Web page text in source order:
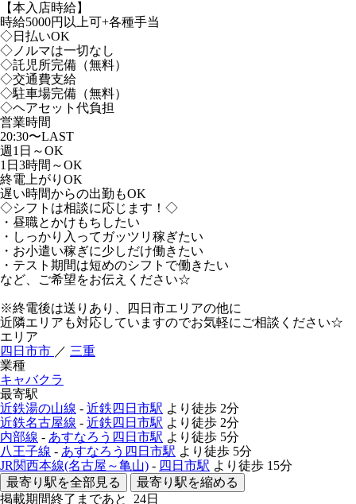
【本入店時給】
時給5000円以上可+各種手当
◇日払いOK
◇ノルマは一切なし
◇託児所完備（無料）
◇交通費支給
◇駐車場完備（無料）
◇ヘアセット代負担
営業時間
20:30〜LAST
週1日～OK
1日3時間～OK
終電上がりOK
遅い時間からの出勤もOK
◇シフトは相談に応じます！◇
・昼職とかけもちしたい
・しっかり入ってガッツリ稼ぎたい
・お小遣い稼ぎに少しだけ働きたい
・テスト期間は短めのシフトで働きたい
など、ご希望をお伝えください☆
※終電後は送りあり、四日市エリアの他に
近隣エリアも対応していますのでお気軽にご相談ください☆
エリア
四日市市 ／ 三重
業種
キャバクラ
最寄駅
近鉄湯の山線 - 近鉄四日市駅 より徒歩 2分
近鉄名古屋線 - 近鉄四日市駅 より徒歩 2分
内部線 - あすなろう四日市駅 より徒歩 5分
八王子線 - あすなろう四日市駅 より徒歩 5分
JR関西本線(名古屋～亀山) - 四日市駅 より徒歩 15分
最寄り駅を全部見る
最寄り駅を縮める
掲載期間終了まであと 24日